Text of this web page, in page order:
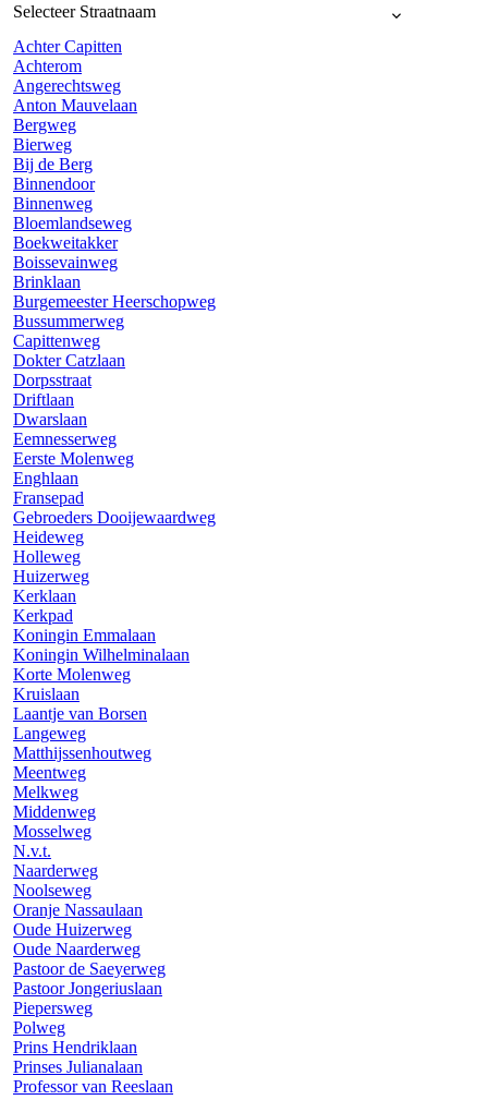
SelecteerStraatnaam
Achter Capitten
Achterom
Angerechtsweg
Anton Mauvelaan
Bergweg
Bierweg
Bij de Berg
Binnendoor
Binnenweg
Bloemlandseweg
Boekweitakker
Boissevainweg
Brinklaan
Burgemeester Heerschopweg
Bussummerweg
Capittenweg
Dokter Catzlaan
Dorpsstraat
Driftlaan
Dwarslaan
Eemnesserweg
Eerste Molenweg
Enghlaan
Fransepad
Gebroeders Dooijewaardweg
Heideweg
Holleweg
Huizerweg
Kerklaan
Kerkpad
Koningin Emmalaan
Koningin Wilhelminalaan
Korte Molenweg
Kruislaan
Laantje van Borsen
Langeweg
Matthijssenhoutweg
Meentweg
Melkweg
Middenweg
Mosselweg
N.v.t.
Naarderweg
Noolseweg
Oranje Nassaulaan
Oude Huizerweg
Oude Naarderweg
Pastoor de Saeyerweg
Pastoor Jongeriuslaan
Piepersweg
Polweg
Prins Hendriklaan
Prinses Julianalaan
Professor van Reeslaan